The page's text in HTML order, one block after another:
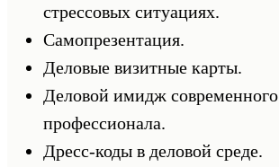
стрессовых ситуациях.
Самопрезентация.
Деловые визитные карты.
Деловой имидж современного
профессионала.
Дресс-коды в деловой среде.